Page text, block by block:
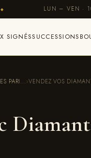
◆ LUN – VEN ·
SIGNÉSSUCCESSIONS
PARI...›VENDEZ VOS